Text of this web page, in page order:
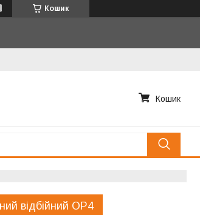
Кошик
Кошик
відбійний OP4